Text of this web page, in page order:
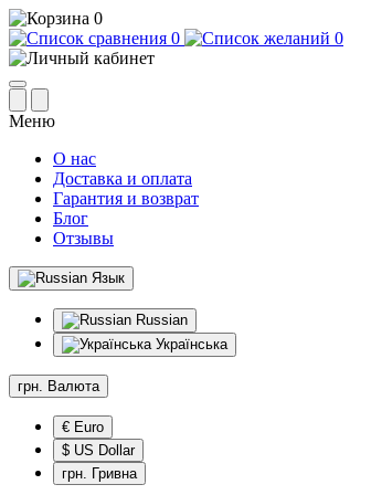
0
0
0
Меню
О нас
Доставка и оплата
Гарантия и возврат
Блог
Отзывы
Язык
Russian
Українська
грн. Валюта
€ Euro
$ US Dollar
грн. Гривна